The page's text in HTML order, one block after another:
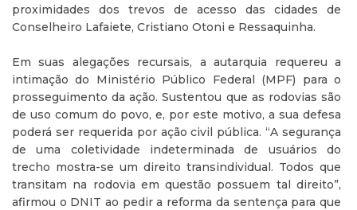
proximidades dos trevos de acesso das cidades de
Conselheiro Lafaiete, Cristiano Otoni e Ressaquinha.
Em suas alegações recursais, a autarquia requereu a
intimação do Ministério Público Federal (MPF) para o
prosseguimento da ação. Sustentou que as rodovias são
de uso comum do povo, e, por este motivo, a sua defesa
poderá ser requerida por ação civil pública. “A segurança
de uma coletividade indeterminada de usuários do
trecho mostra-se um direito transindividual. Todos que
transitam na rodovia em questão possuem tal direito”,
afirmou o DNIT ao pedir a reforma da sentença para que